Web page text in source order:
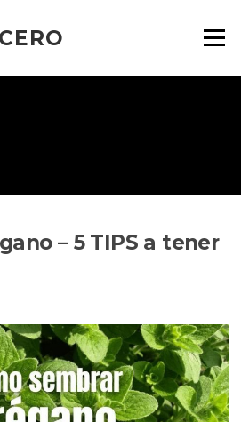
Menú
– 5 TIPS a tener